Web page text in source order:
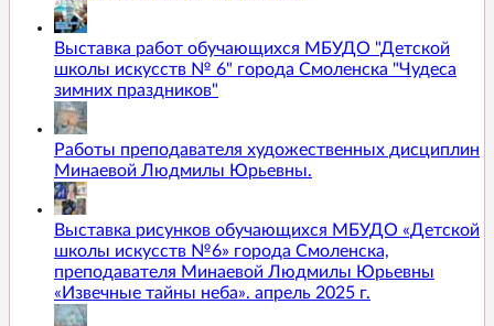
Выставка работ обучающихся МБУДО "Детской
школы искусств № 6" города Смоленска "Чудеса
зимних праздников"
Работы преподавателя художественных дисциплин
Минаевой Людмилы Юрьевны.
Выставка рисунков обучающихся МБУДО «Детской
школы искусств №6» города Смоленска,
преподавателя Минаевой Людмилы Юрьевны
«Извечные тайны неба». апрель 2025 г.